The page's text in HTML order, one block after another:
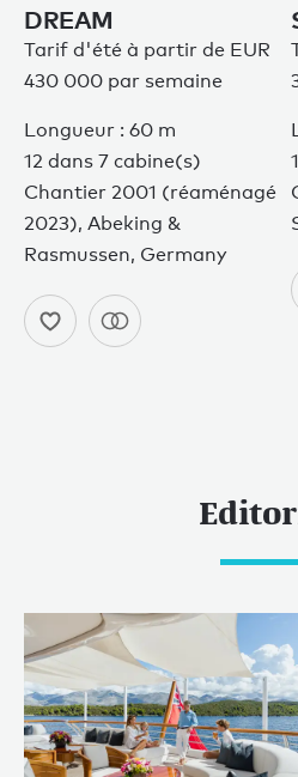
DREAM
Tarif d'été à partir de EUR
430 000 par semaine
Longueur : 60 m
12 dans 7 cabine(s)
Chantier 2001 (réaménagé
2023), Abeking &
Rasmussen, Germany